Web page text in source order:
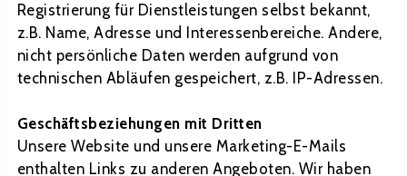
Registrierung für Dienstleistungen selbst bekannt,
z.B. Name, Adresse und Interessenbereiche. Andere,
nicht persönliche Daten werden aufgrund von
technischen Abläufen gespeichert, z.B. IP-Adressen.
Geschäftsbeziehungen mit Dritten
Unsere Website und unsere Marketing-E-Mails
enthalten Links zu anderen Angeboten. Wir haben